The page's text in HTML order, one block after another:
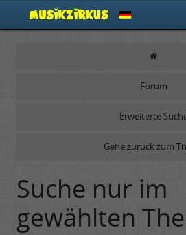
Forum
Erweiterte
Gehe zurück zum
Suche nur im
gewählten